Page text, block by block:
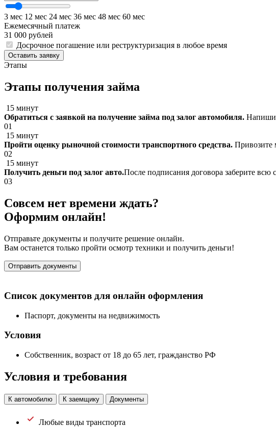
3 мес 12 мес 24 мес 36 мес 48 мес 60 мес
Ежемесячный платеж
31 000 рублей
Досрочное погашение или реструктуризация в любое время
Оставить заявку
Этапы
Этапы получения займа
15 минут
Обратиться с заявкой на получение займа под залог автомобиля.
01
15 минут
Пройти оценку рыночной стоимости транспортного средства. Привозите
02
15 минут
Получить деньги под залог авто.После подписания договора заберите
03
Совсем нет времени ждать?
Оформим онлайн!
Отправьте документы и получите решение онлайн.
Вам останется только пройти осмотр техники и получить деньги!
Отправить документы
Список документов для онлайн оформления
Паспорт, документы на недвижимость
Условия
Собственник, возраст от 18 до 65 лет, гражданство РФ
Условия и требования
К автомобилю К заемщику Документы
Любые виды транспорта